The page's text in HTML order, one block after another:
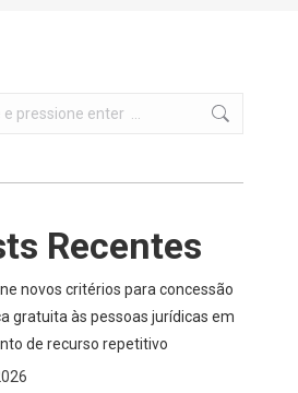
Recentes
novos critérios para concessão
gratuita às pessoas jurídicas em
de recurso repetitivo